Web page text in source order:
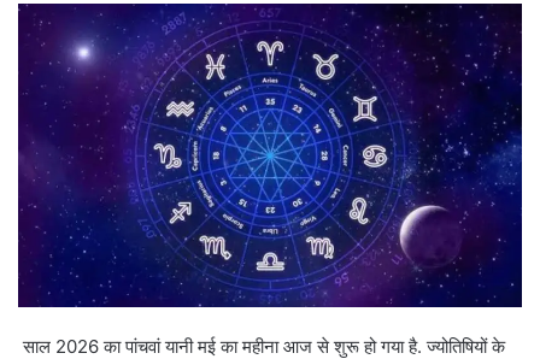
साल 2026 का पांचवां यानी मई का महीना आज से शुरू हो गया है. ज्योतिषियों के